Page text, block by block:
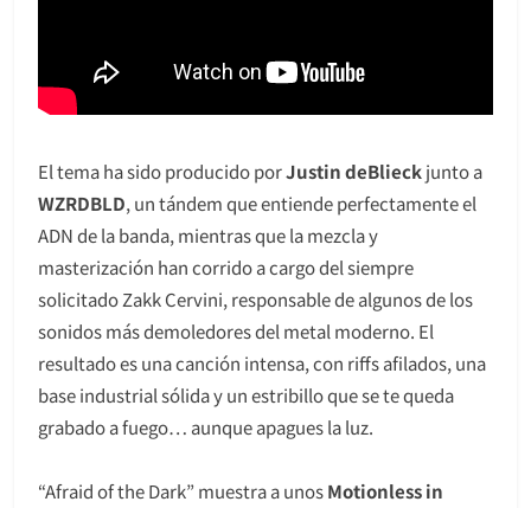
El tema ha sido producido porJustin deBlieckjunto a
WZRDBLD, un tándem que entiende perfectamente el
ADN de la banda, mientras que la mezcla y
masterización han corrido a cargo del siempre
solicitado Zakk Cervini, responsable de algunos de los
sonidos más demoledores del metal moderno. El
resultado es una canción intensa, con riffs afilados, una
base industrial sólida y un estribillo que se te queda
grabado a fuego… aunque apagues la luz.
“Afraid of the Dark” muestra a unosMotionless in